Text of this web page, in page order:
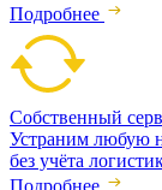
Подробнее
Собственный
Устраним любую
без учёта
Подробнее